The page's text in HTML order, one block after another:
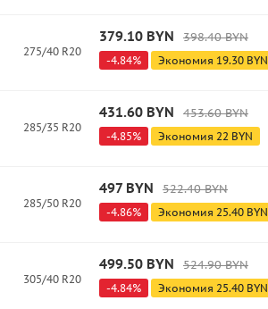
275/40 R20
379.10 BYN 398.40BYN
-4.84% Экономия 19.30 BYN
285/35 R20
431.60 BYN 453.60BYN
-4.85% Экономия 22 BYN
285/50 R20
497 BYN 522.40BYN
-4.86% Экономия 25.40 BYN
305/40 R20
499.50 BYN 524.90BYN
-4.84% Экономия 25.40 BYN